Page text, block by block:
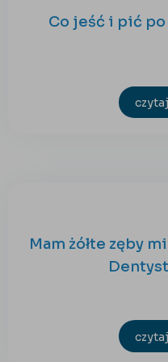
Co jeść i pić
Mam żółte zęby